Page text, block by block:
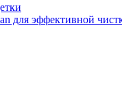
для эффективной